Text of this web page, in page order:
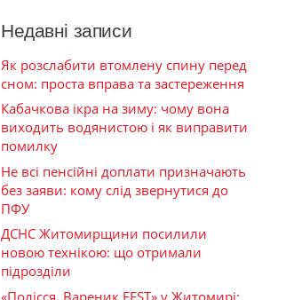
Недавні записи
Як розслабити втомлену спину перед
сном: проста вправа та застереження
Кабачкова ікра на зиму: чому вона
виходить водянистою і як виправити
помилку
Не всі пенсійні доплати призначають
без заяви: кому слід звернутися до
ПФУ
ДСНС Житомирщини посилили
новою технікою: що отримали
підрозділи
«Полісся. Вареник FEST» у Житомирі: